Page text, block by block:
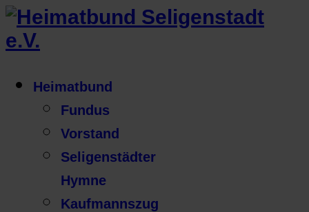
Heimatbund
Fundus
Vorstand
Seligenstädter
Hymne
Kaufmannszug